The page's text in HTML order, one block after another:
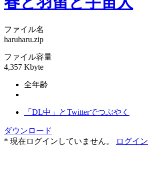
ファイル名
haruharu.zip
ファイル容量
4,357 Kbyte
全年齢
「DL中」とTwitterでつぶやく
ダウンロード
* 現在ログインしていません。
ログイン